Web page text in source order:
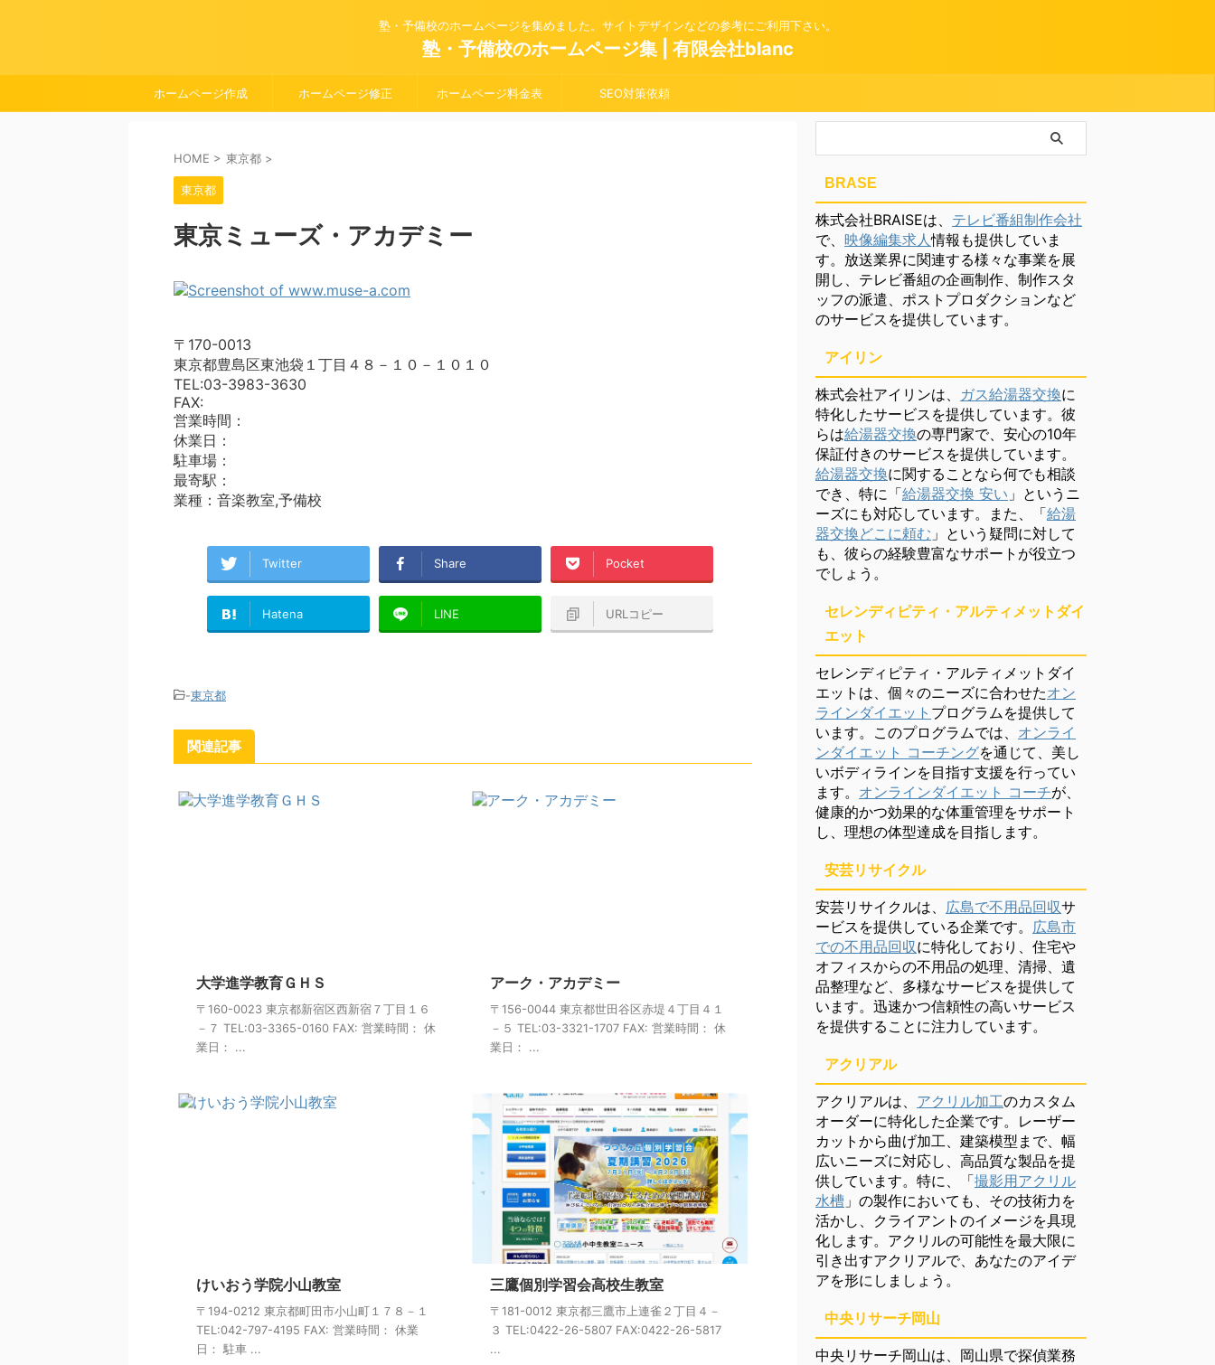
塾・予備校のホームページを集めました。サイトデザインなどの参考にご利用下さい。
塾・予備校のホームページ集 | 有限会社blanc
ホームページ作成 ホームページ修正 ホームページ料金表 SEO対策依頼
HOME > 東京都 >
東京都
東京ミューズ・アカデミー
〒170-0013
東京都豊島区東池袋１丁目４８－１０－１０１０
TEL:03-3983-3630
FAX:
営業時間：
休業日：
駐車場：
最寄駅：
業種：音楽教室,予備校
Twitter Share Pocket
Hatena LINE URLコピー
-東京都
関連記事
大学進学教育ＧＨＳ
〒160-0023 東京都新宿区西新宿７丁目１６
－７ TEL:03-3365-0160 FAX: 営業時間： 休
業日： ...
アーク・アカデミー
〒156-0044 東京都世田谷区赤堤４丁目４１
－５ TEL:03-3321-1707 FAX: 営業時間： 休
業日： ...
けいおう学院小山教室
〒194-0212 東京都町田市小山町１７８－１
TEL:042-797-4195 FAX: 営業時間： 休業
日： 駐車 ...
三鷹個別学習会高校生教室
〒181-0012 東京都三鷹市上連雀２丁目４－
３ TEL:0422-26-5807 FAX:0422-26-5817
...
BRASE
株式会社BRAISEは、 テレビ番組制作会社
で、 映像編集求人情報も提供していま
す。放送業界に関連する様々な事業を展
開し、テレビ番組の企画制作、制作スタ
ッフの派遣、ポストプロダクションなど
のサービスを提供しています。
アイリン
株式会社アイリンは、 ガス給湯器交換に
特化したサービスを提供しています。彼
らは給湯器交換の専門家で、安心の10年
保証付きのサービスを提供しています。
給湯器交換に関することなら何でも相談
でき、特に「給湯器交換 安い 」というニ
ーズにも対応しています。また、「給湯
器交換どこに頼む 」という疑問に対して
も、彼らの経験豊富なサポートが役立つ
でしょう。
セレンディピティ・アルティメットダイ
エット
セレンディピティ・アルティメットダイ
エットは、個々のニーズに合わせたオン
ラインダイエット プログラムを提供して
います。このプログラムでは、 オンライ
ンダイエット コーチングを通じて、美し
いボディラインを目指す支援を行ってい
ます。 オンラインダイエット コーチが、
健康的かつ効果的な体重管理をサポート
し、理想の体型達成を目指します。
安芸リサイクル
安芸リサイクルは、 広島で不用品回収サ
ービスを提供している企業です。 広島市
での不用品回収に特化しており、住宅や
オフィスからの不用品の処理、清掃、遺
品整理など、多様なサービスを提供して
います。迅速かつ信頼性の高いサービス
を提供することに注力しています。
アクリアル
アクリアルは、 アクリル加工のカスタム
オーダーに特化した企業です。レーザー
カットから曲げ加工、建築模型まで、幅
広いニーズに対応し、高品質な製品を提
供しています。特に、「撮影用アクリル
水槽 」の製作においても、その技術力を
活かし、クライアントのイメージを具現
化します。アクリルの可能性を最大限に
引き出すアクリアルで、あなたのアイデ
アを形にしましょう。
中央リサーチ岡山
中央リサーチ岡山は、岡山県で探偵業務